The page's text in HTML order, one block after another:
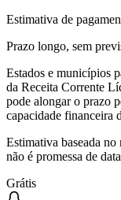
Estimativa de
Prazo longo, sem
Estados e municípios
da Receita Corrente
pode alongar o prazo
capacidade financeira
Estimativa baseada
não é promessa de
Grátis